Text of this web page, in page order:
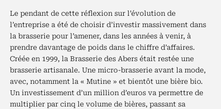
Le pendant de cette réflexion sur l’évolution de
l’entreprise a été de choisir d’investir massivement dans
la brasserie pour l’amener, dans les années à venir, à
prendre davantage de poids dans le chiffre d’affaires.
Créée en 1999, la Brasserie des Abers était restée une
brasserie artisanale. Une micro-brasserie avant la mode,
avec, notamment la « Mutine » et bientôt une bière bio.
Un investissement d’un million d’euros va permettre de
multiplier par cinq le volume de bières, passant sa